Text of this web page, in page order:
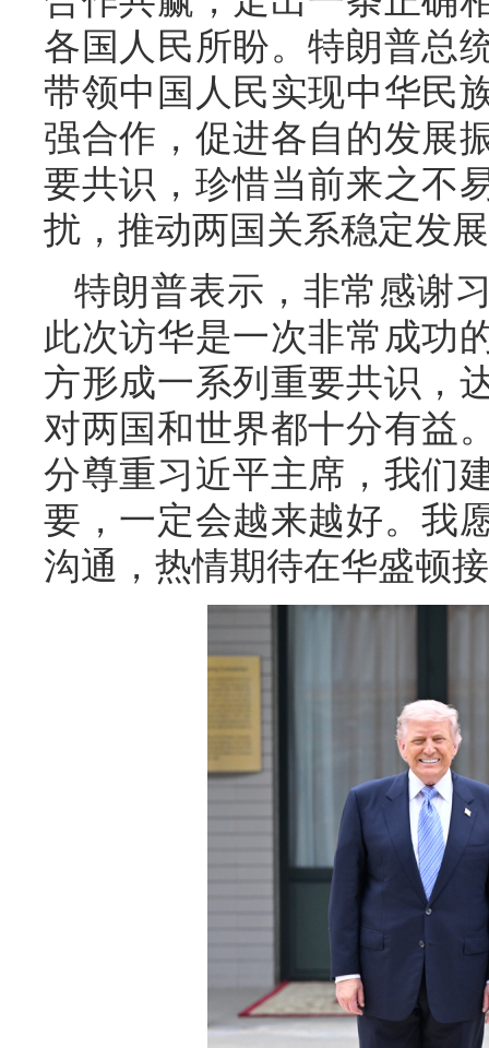
各国人民所盼。特朗普总
带领中国人民实现中华民
强合作，促进各自的发展
要共识，珍惜当前来之不
扰，推动两国关系稳定发
特朗普表示，非常感谢
此次访华是一次非常成功
方形成一系列重要共识，
对两国和世界都十分有益
分尊重习近平主席，我们
要，一定会越来越好。我
沟通，热情期待在华盛顿